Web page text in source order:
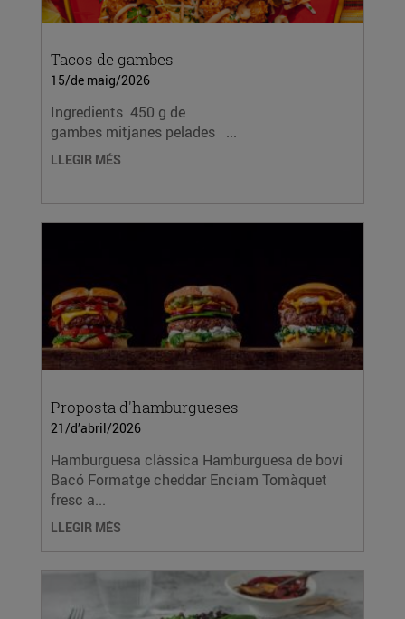
Tacos de gambes
15/de maig/2026
Ingredients 450 g de
gambes mitjanes pelades ...
LLEGIR MÉS
Proposta d'hamburgueses
21/d’abril/2026
Hamburguesa clàssica Hamburguesa de boví
Bacó Formatge cheddar Enciam Tomàquet
fresc a...
LLEGIR MÉS